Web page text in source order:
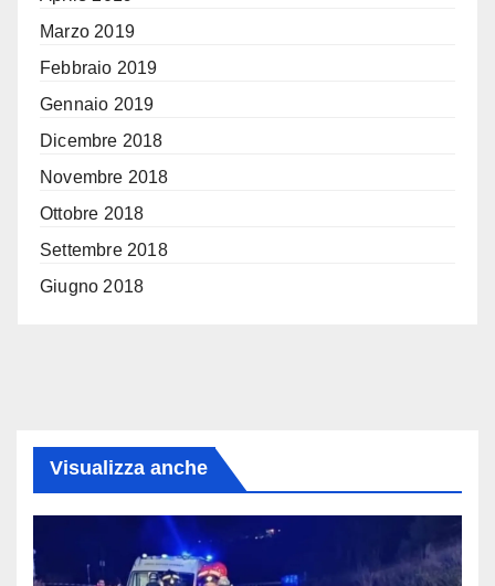
Marzo 2019
Febbraio 2019
Gennaio 2019
Dicembre 2018
Novembre 2018
Ottobre 2018
Settembre 2018
Giugno 2018
Visualizza anche